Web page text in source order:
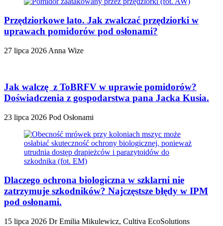
Przędziorkowe lato. Jak zwalczać przędziorki w
uprawach pomidorów pod osłonami?
27 lipca 2026 Anna Wize
Jak walczę z ToBRFV w uprawie pomidorów?
Doświadczenia z gospodarstwa pana Jacka Kusia.
23 lipca 2026 Pod Osłonami
Dlaczego ochrona biologiczna w szklarni nie
zatrzymuje szkodników? Najczęstsze błędy w IPM
pod osłonami.
15 lipca 2026 Dr Emilia Mikulewicz, Cultiva EcoSolutions